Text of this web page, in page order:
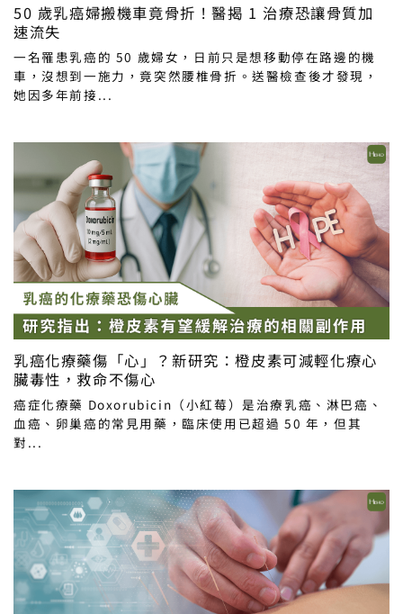
50 歲乳癌婦搬機車竟骨折！醫揭 1 治療恐讓骨質加
速流失
一名罹患乳癌的 50 歲婦女，日前只是想移動停在路邊的機
車，沒想到一施力，竟突然腰椎骨折。送醫檢查後才發現，
她因多年前接...
乳癌化療藥傷「心」？新研究：橙皮素可減輕化療心
臟毒性，救命不傷心
癌症化療藥 Doxorubicin（小紅莓）是治療乳癌、淋巴癌、
血癌、卵巢癌的常見用藥，臨床使用已超過 50 年，但其
對...